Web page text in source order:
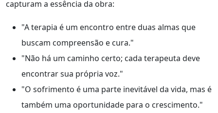
capturam a essência da obra:
"A terapia é um encontro entre duas almas que
buscam compreensão e cura."
"Não há um caminho certo; cada terapeuta deve
encontrar sua própria voz."
"O sofrimento é uma parte inevitável da vida, mas é
também uma oportunidade para o crescimento."